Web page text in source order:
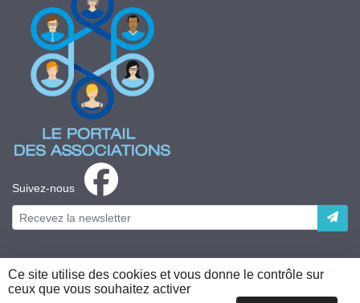
Suivez-nous
Plateforme développée en France par HACKTIV
Ce site utilise des cookies et vous donne le contrôle sur
ceux que vous souhaitez activer